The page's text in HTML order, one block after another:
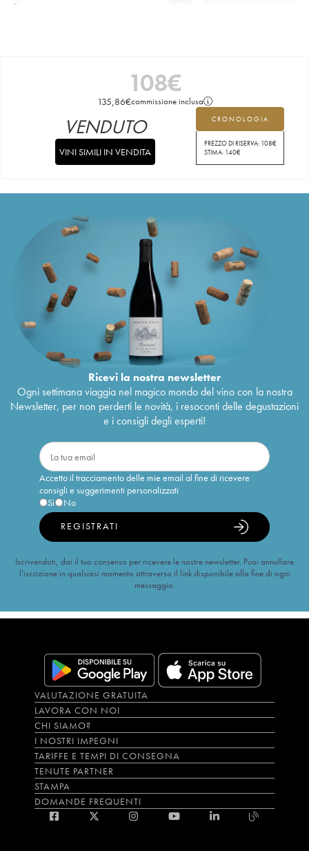
108€
135,86€commissione inclusa
CRONOLOGIA
PREZZO DI RISERVA: 108€
STIMA: 140€
VENDUTO
VINI SIMILI IN VENDITA
Ricevi la nostra newsletter
Ogni settimana viaggia nel magico mondo del vino con la nostra
Newsletter, per non perderti le novità, i resoconti delle degustazioni
e i consigli degli esperti!
Accetto il tracciamento delle mie email al fine di ricevere
consigli e suggerimenti personalizzati
Sì
No
REGISTRATI
Iscrivendoti, dai il tuo consenso per ricevere le nostre newsletter. Puoi annullare
l’iscrizione in qualsiasi momento attraverso il link disponibile alla fine di ogni
messaggio.
VALUTAZIONE GRATUITA
LAVORA CON NOI
CHI SIAMO?
I NOSTRI IMPEGNI
TARIFFE E TEMPI DI CONSEGNA
TENUTE PARTNER
STAMPA
DOMANDE FREQUENTI